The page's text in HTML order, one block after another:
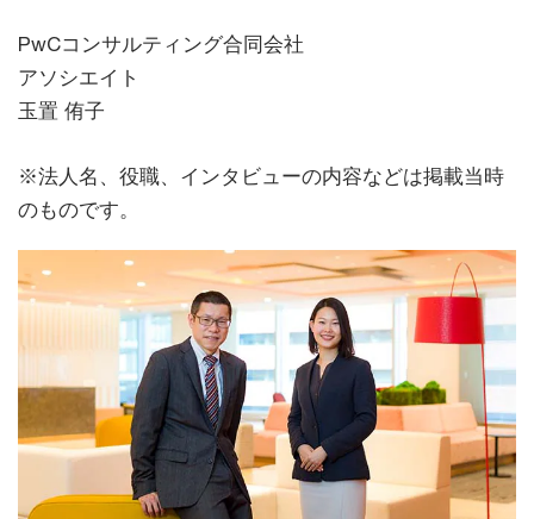
PwCコンサルティング合同会社
アソシエイト
玉置 侑子
※法人名、役職、インタビューの内容などは掲載当時
のものです。